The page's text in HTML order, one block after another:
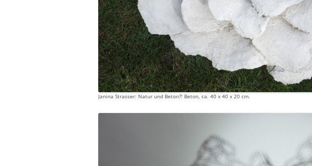
Janina Strasser: Natur und Beton?! Beton, ca. 40 x 40 x 20 cm.